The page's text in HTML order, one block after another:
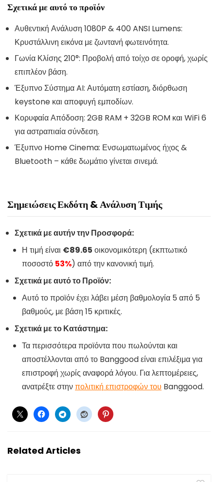
Σχετικά με αυτό το προϊόν
Αυθεντική Ανάλυση 1080P & 400 ANSI Lumens:
Κρυστάλλινη εικόνα με ζωντανή φωτεινότητα.
Γωνία Κλίσης 210°: Προβολή από τοίχο σε οροφή, χωρίς
επιπλέον βάση.
Έξυπνο Σύστημα AI: Αυτόματη εστίαση, διόρθωση
keystone και αποφυγή εμποδίων.
Κορυφαία Απόδοση: 2GB RAM + 32GB ROM και WiFi 6
για αστραπιαία σύνδεση.
Έξυπνο Home Cinema: Ενσωματωμένος ήχος &
Bluetooth – κάθε δωμάτιο γίνεται σινεμά.
Σημειώσεις Εκδότη & Ανάλυση Τιμής
Σχετικά με αυτήν την Προσφορά:
Η τιμή είναι €89.65 οικονομικότερη (εκπτωτικό
ποσοστό 53%) από την κανονική τιμή.
Σχετικά με αυτό το Προϊόν:
Αυτό το προϊόν έχει λάβει μέση βαθμολογία 5 από 5
βαθμούς, με βάση 15 κριτικές.
Σχετικά με το Κατάστημα:
Τα περισσότερα προϊόντα που πωλούνται και
αποστέλλονται από το Banggood είναι επιλέξιμα για
επιστροφή χωρίς αναφορά λόγου. Για λεπτομέρειες,
ανατρέξτε στηνπολιτική επιστροφών του Banggood.
Related Articles